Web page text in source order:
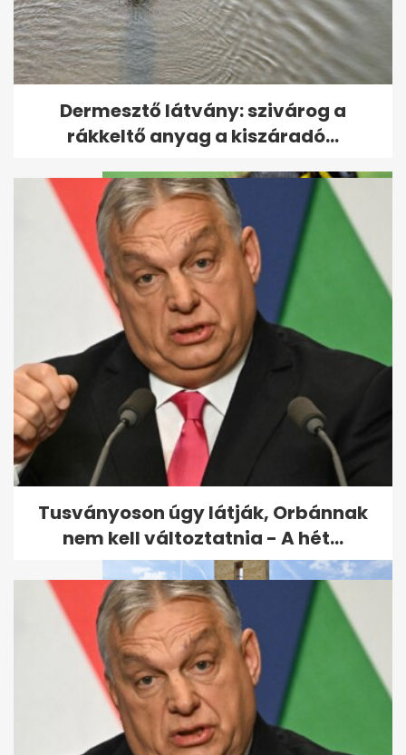
Kármán András: döntöttek új
szélerőműparkokról és...
Darazsak a kertben: 6 bevált
módszer, hogy távol tartsd
őket
Dermesztő látvány: szivárog a
rákkeltő anyag a kiszáradó...
Tusványoson úgy látják, Orbánnak
nem kell változtatnia - A hét...